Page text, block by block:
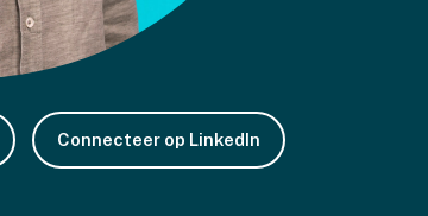
Connecteer op LinkedIn